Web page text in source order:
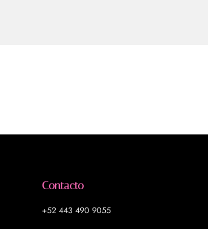
Contacto
+52 443 490 9055